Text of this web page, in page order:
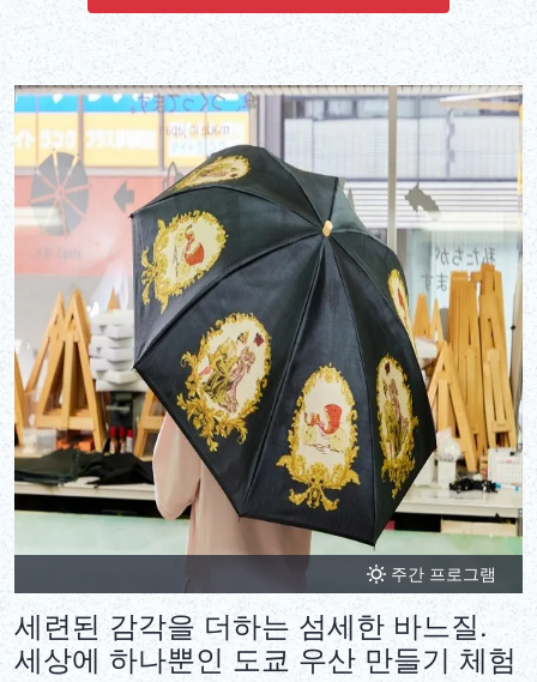
주간 프로그램
세련된 감각을 더하는 섬세한 바느질.
세상에 하나뿐인 도쿄 우산 만들기 체험